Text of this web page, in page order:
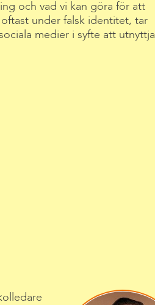
och vad vi kan göra för att
under falsk identitet, tar
medier i syfte att utnyttja